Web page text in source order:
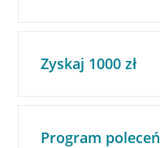
Zyskaj 1000 zł
Program poleceń